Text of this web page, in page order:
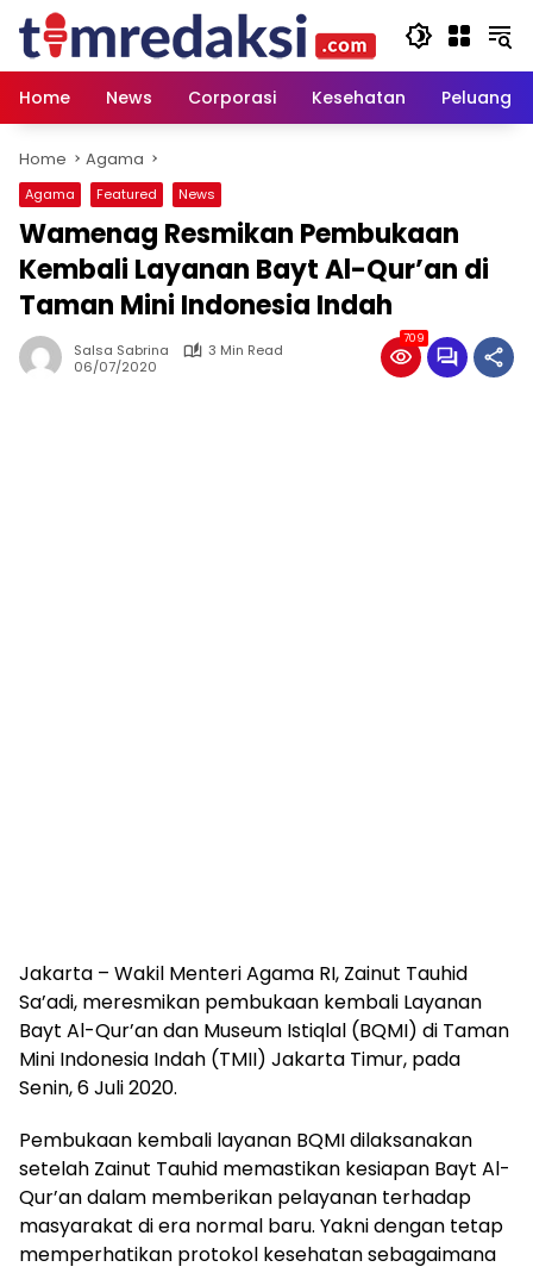
content
Home
News Corporasi Kesehatan Peluang
Home Agama
Agama Featured News
Wamenag Resmikan Pembukaan
Kembali Layanan Bayt Al-Qur’an di
Taman Mini Indonesia Indah
Salsa Sabrina
3 Min Read
06/07/2020
709
Jakarta – Wakil Menteri Agama RI, Zainut Tauhid
Sa’adi, meresmikan pembukaan kembali Layanan
Bayt Al-Qur’an dan Museum Istiqlal (BQMI) di Taman
Mini Indonesia Indah (TMII) Jakarta Timur, pada
Senin, 6 Juli 2020.
Pembukaan kembali layanan BQMI dilaksanakan
setelah Zainut Tauhid memastikan kesiapan Bayt Al-
Qur’an dalam memberikan pelayanan terhadap
masyarakat di era normal baru. Yakni dengan tetap
memperhatikan protokol kesehatan sebagaimana